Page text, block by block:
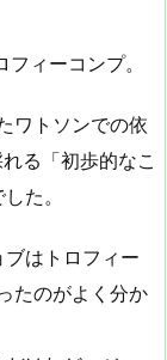
ィーコンプ。
ワトソンでの依
る「初歩的なこ
た。
はトロフィー
たのがよく分か